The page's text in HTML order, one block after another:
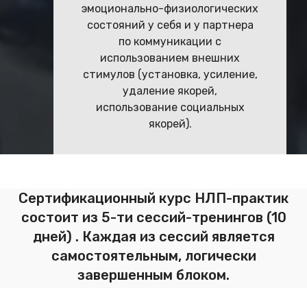
эмоционально-физиологических
состояний у себя и у партнера
по коммуникации с
использованием внешних
стимулов (установка, усиление,
удаление якорей,
использование социальных
якорей).
Сертификационный курс НЛП-практик
состоит из 5-ти сессий-тренингов (10
дней) . Каждая из сессий является
самостоятельным, логически
завершенным блоком.